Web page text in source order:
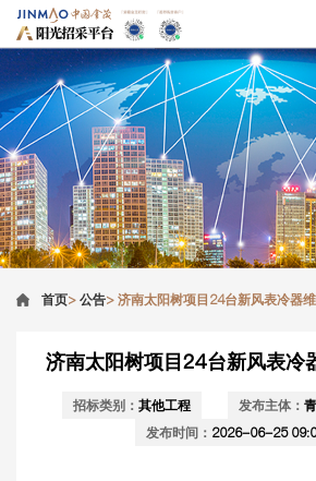
首页>公告>济南太阳树项目24台新风表冷器
济南太阳树项目24台新风表冷
招标类别： 其他工程 发布主体：
发布时间： 2026-06-25